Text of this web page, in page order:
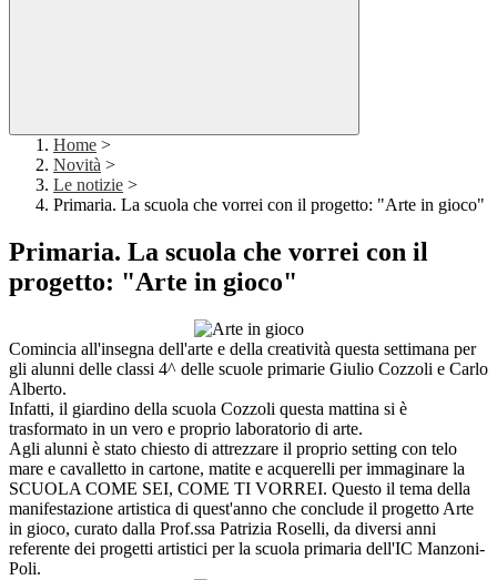
Home >
Novità >
Le notizie >
Primaria. La scuola che vorrei con il progetto: "Arte in gioco"
Primaria. La scuola che vorrei con il
progetto: "Arte in gioco"
Comincia all'insegna dell'arte e della creatività questa settimana per
gli alunni delle classi 4^ delle scuole primarie Giulio Cozzoli e Carlo
Alberto.
Infatti, il giardino della scuola Cozzoli questa mattina si è
trasformato in un vero e proprio laboratorio di arte.
Agli alunni è stato chiesto di attrezzare il proprio setting con telo
mare e cavalletto in cartone, matite e acquerelli per immaginare la
SCUOLA COME SEI, COME TI VORREI. Questo il tema della
manifestazione artistica di quest'anno che conclude il progetto Arte
in gioco, curato dalla Prof.ssa Patrizia Roselli, da diversi anni
referente dei progetti artistici per la scuola primaria dell'IC Manzoni-
Poli.